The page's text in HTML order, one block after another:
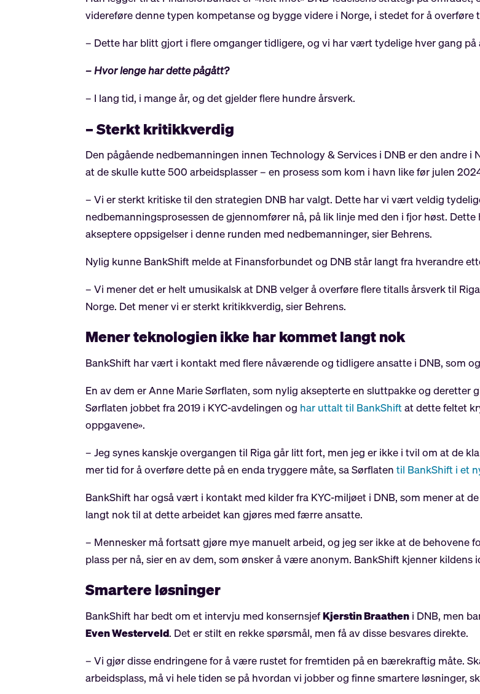
videreføre denne typen kompetanse og bygge videre i Norge, i stedet for å overføre
– Dette har blitt gjort i flere omganger tidligere, og vi har vært tydelige hver gang på
– Hvor lenge har dette pågått?
– I lang tid, i mange år, og det gjelder flere hundre årsverk.
– Sterkt kritikkverdig
Den pågående nedbemanningen innen Technology & Services i DNB er den andre
at de skulle kutte 500 arbeidsplasser – en prosess som kom i havn like før julen
– Vi er sterkt kritiske til den strategien DNB har valgt. Dette har vi vært veldig
nedbemanningsprosessen de gjennomfører nå, på lik linje med den i fjor høst.
akseptere oppsigelser i denne runden med nedbemanninger, sier Behrens.
Nylig kunne BankShift melde at Finansforbundet og DNB står langt fra hverandre
– Vi mener det er helt umusikalsk at DNB velger å overføre flere titalls årsverk til
Norge. Det mener vi er sterkt kritikkverdig, sier Behrens.
Mener teknologien ikke har kommet langt nok
BankShift har vært i kontakt med flere nåværende og tidligere ansatte i DNB, som
En av dem er Anne Marie Sørflaten, som nylig aksepterte en sluttpakke og deretter
Sørflaten jobbet fra 2019 i KYC-avdelingen og har uttalt til BankShiftat dette feltet
oppgavene».
– Jeg synes kanskje overgangen til Riga går litt fort, men jeg er ikke i tvil om at de
mer tid for å overføre dette på en enda tryggere måte, sa Sørflatentil BankShift i et
BankShift har også vært i kontakt med kilder fra KYC-miljøet i DNB, som mener at
langt nok til at dette arbeidet kan gjøres med færre ansatte.
– Mennesker må fortsatt gjøre mye manuelt arbeid, og jeg ser ikke at de behovene
plass per nå, sier en av dem, som ønsker å være anonym. BankShift kjenner kildens
Smartere løsninger
BankShift har bedt om et intervju med konsernsjefKjerstin Braathen i DNB, men
Even Westerveld. Det er stilt en rekke spørsmål, men få av disse besvares direkte.
– Vi gjør disse endringene for å være rustet for fremtiden på en bærekraftig måte.
arbeidsplass, må vi hele tiden se på hvordan vi jobber og finne smartere løsninger,